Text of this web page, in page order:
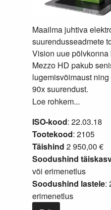
Maailma juhtiva
suurendusseadmete
Vision uue
Mezzo HD pakub
lugemisvõimaust
90x suurendust.
Loe rohkem...
ISO-kood: 22.03.18
Tootekood: 2105
Täishind 2 950,00 €
Soodushind
või erimenetlus
Soodushind lastele:
erimenetlus